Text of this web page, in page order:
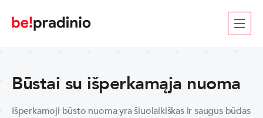
Būstai su išperkamąja nuoma
Išperkamoji būsto nuoma yra šiuolaikiškas ir saugus būdas